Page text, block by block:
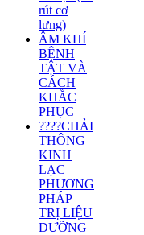
rút cơ
lưng)
ÂM KHÍ
BỆNH
TẬT VÀ
CÁCH
KHẮC
PHỤC
????CHẢI
THÔNG
KINH
LẠC
PHƯƠNG
PHÁP
TRỊ LIỆU
DƯỠNG